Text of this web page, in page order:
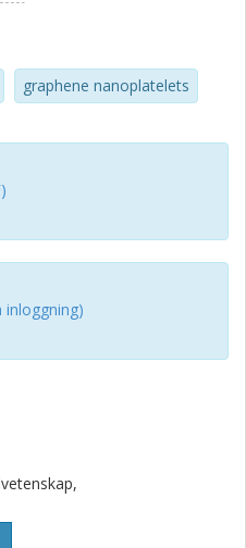
the extrusion direction for
via nonlinear
Thermal conductivity
graphene nanoplatelets
inloggning)